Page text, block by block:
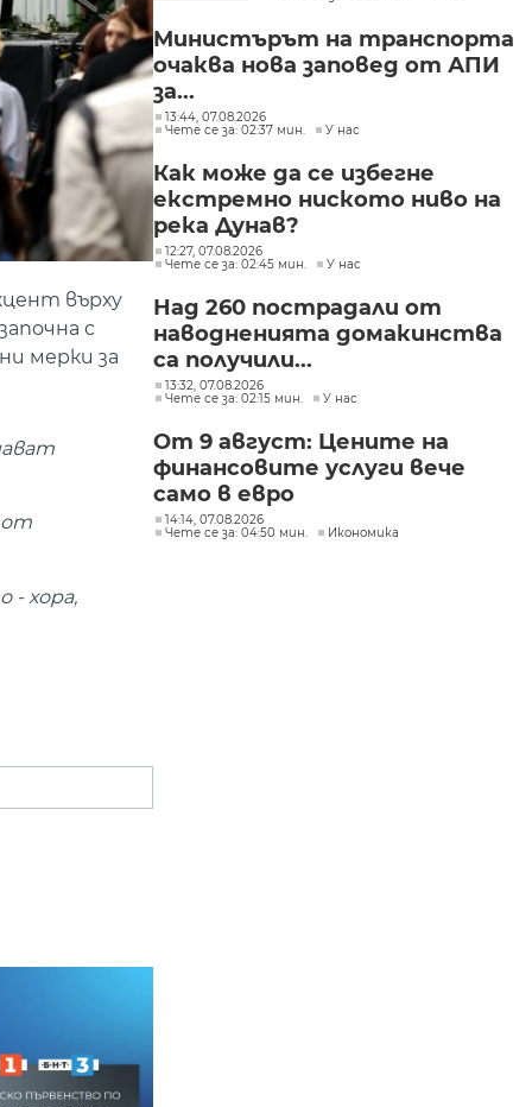
върху
с
мерки за
от
- хора,
Министърът на транспорта
очаква нова заповед от АПИ
за...
13:44, 07.08.2026
Чете се за: 02:37 мин.
У нас
Как може да се избегне
екстремно ниското ниво на
река Дунав?
12:27, 07.08.2026
Чете се за: 02:45 мин.
У нас
Над 260 пострадали от
наводненията домакинства
са получили...
13:32, 07.08.2026
Чете се за: 02:15 мин.
У нас
От 9 август: Цените на
финансовите услуги вече
само в евро
14:14, 07.08.2026
Чете се за: 04:50 мин.
Икономика